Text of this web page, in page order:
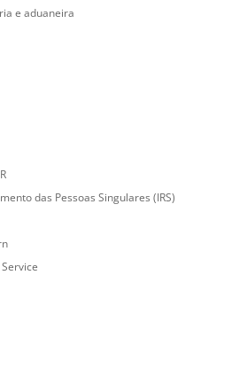
e aduaneira
das Pessoas Singulares (IRS)